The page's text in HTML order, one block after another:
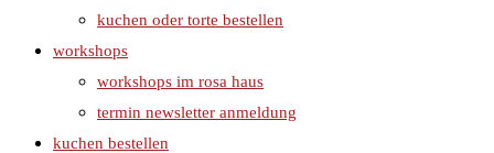
kuchen oder torte bestellen
workshops
workshops im rosa haus
termin newsletter anmeldung
kuchen bestellen